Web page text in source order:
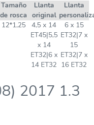
Tamaño
de rosca
Llanta
original
Llanta
12*1,25
4,5 x 14
ET45|5,5
x 14
ET32|6 x
14 ET32
6 x 15
ET32|7 x
15
ET32|7 x
16 ET32
2017 1.3